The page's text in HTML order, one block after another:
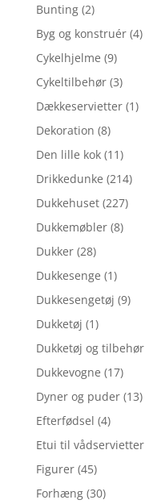
Bunting (2)
Byg og konstruér (4)
Cykelhjelme (9)
Cykeltilbehør (3)
Dækkeservietter (1)
Dekoration (8)
Den lille kok (11)
Drikkedunke (214)
Dukkehuset (227)
Dukkemøbler (8)
Dukker (28)
Dukkesenge (1)
Dukkesengetøj (9)
Dukketøj (1)
Dukketøj og tilbehør
Dukkevogne (17)
Dyner og puder (13)
Efterfødsel (4)
Etui til vådservietter
Figurer (45)
Forhæng (30)